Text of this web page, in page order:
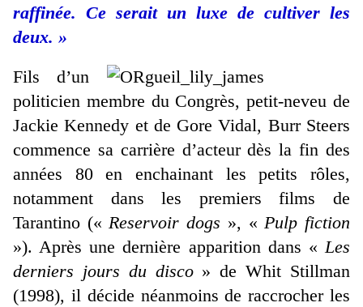
raffinée. Ce serait un luxe de cultiver les
deux. »
Fils d’un
politicien membre du Congrès, petit-neveu de
Jackie Kennedy et de Gore Vidal, Burr Steers
commence sa carrière d’acteur dès la fin des
années 80 en enchainant les petits rôles,
notamment dans les premiers films de
Tarantino («Reservoir dogs », «Pulp fiction
»). Après une dernière apparition dans «Les
derniers jours du disco» de Whit Stillman
(1998), il décide néanmoins de raccrocher les